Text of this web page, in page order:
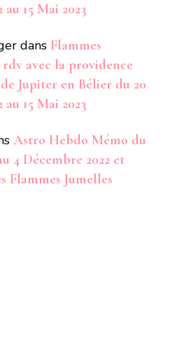
15 Mai 2023
dans Flammes
avec la providence
Jupiter en Bélier du 20
15 Mai 2023
Astro Hebdo Mémo du
4 Décembre 2022 et
Flammes Jumelles